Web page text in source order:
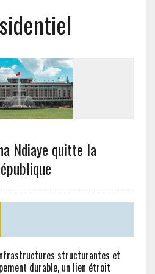
Ndiaye quitte la
structurantes et
durable, un lien étroit